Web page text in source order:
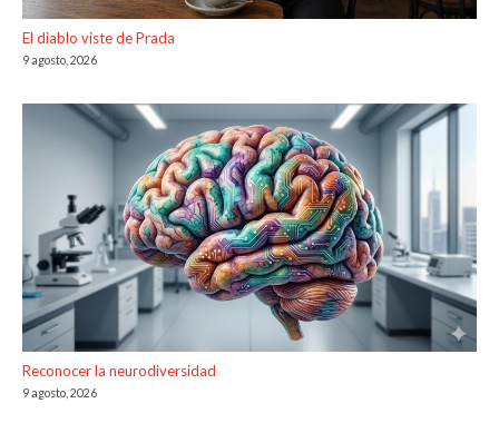
El diablo viste de Prada
9 agosto, 2026
Reconocer la neurodiversidad
9 agosto, 2026